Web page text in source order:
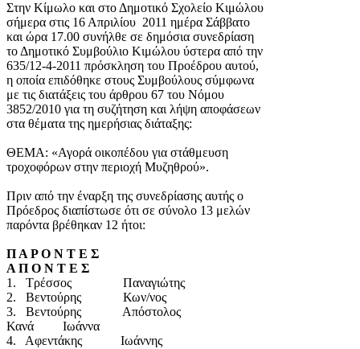
Στην Κίμωλο και στο Δημοτικό Σχολείο Κιμώλου
σήμερα στις 16 Απριλίου 2011 ημέρα Σάββατο
και ώρα 17.00 συνήλθε σε δημόσια συνεδρίαση
το Δημοτικό Συμβούλιο Κιμώλου ύστερα από την
635/12-4-2011 πρόσκληση του Προέδρου αυτού,
η οποία επιδόθηκε στους Συμβούλους σύμφωνα
με τις διατάξεις του άρθρου 67 του Νόμου
3852/2010 για τη συζήτηση και λήψη αποφάσεων
στα θέματα της ημερήσιας διάταξης:
ΘΕΜΑ: «Αγορά οικοπέδου για στάθμευση
τροχοφόρων στην περιοχή Μυζηθρού».
Πριν από την έναρξη της συνεδρίασης αυτής ο
Πρόεδρος διαπίστωσε ότι σε σύνολο 13 μελών
παρόντα βρέθηκαν 12 ήτοι:
Π Α Ρ Ο Ν Τ Ε Σ
Α Π Ο Ν Τ Ε Σ
1. Τρέσσος Παναγιώτης
2. Βεντούρης Κων/νος
3. Βεντούρης Απόστολος
Κανά Ιωάννα
4. Αφεντάκης Ιωάννης